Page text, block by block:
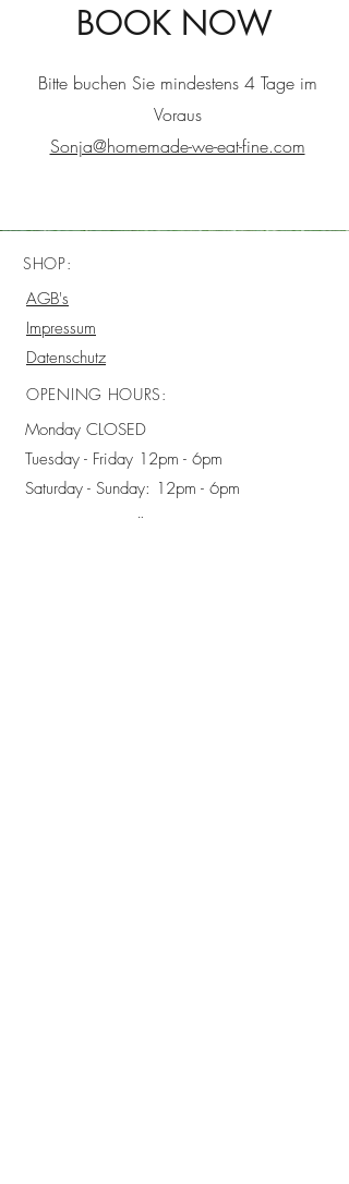
BOOK NOW
Bitte buchen Sie mindestens 4 Tage im
Voraus
Sonja@homemade-we-eat-fine.com
SHOP:
AGB's
Impressum
Datenschutz
OPENING HOURS:
Monday CLOSED
Tuesday - Friday 12pm - 6pm
Saturday - Sunday: 12pm - 6pm
GESONDERTE ÖFFNUNGSZEITEN/